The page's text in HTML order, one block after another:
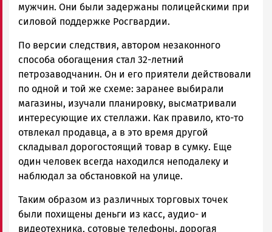
мужчин. Они были задержаны полицейскими при
силовой поддержке Росгвардии.
По версии следствия, автором незаконного
способа обогащения стал 32-летний
петрозаводчанин. Он и его приятели действовали
по одной и той же схеме: заранее выбирали
магазины, изучали планировку, высматривали
интересующие их стеллажи. Как правило, кто-то
отвлекал продавца, а в это время другой
складывал дорогостоящий товар в сумку. Еще
один человек всегда находился неподалеку и
наблюдал за обстановкой на улице.
Таким образом из различных торговых точек
были похищены деньги из касс, аудио- и
видеотехника, сотовые телефоны, дорогая